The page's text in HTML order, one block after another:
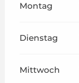
Montag
Dienstag
Mittwoch